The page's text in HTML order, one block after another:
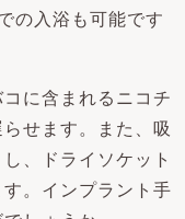
の入浴も可能です
に含まれるニコチ
せます。また、吸
、ドライソケット
す。インプラント手